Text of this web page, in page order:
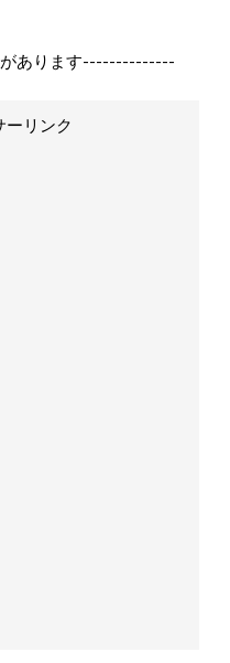
あります--------------
ーリンク